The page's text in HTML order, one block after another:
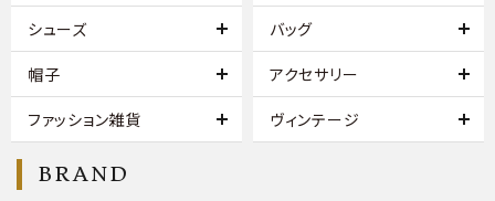
シューズ バッグ
帽子 アクセサリー
ファッション雑貨 ヴィンテージ
BRAND